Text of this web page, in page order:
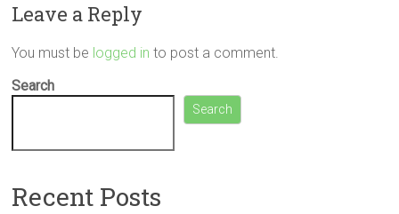
Leave a Reply
You must be logged in to post a comment.
Search
Search
Recent Posts